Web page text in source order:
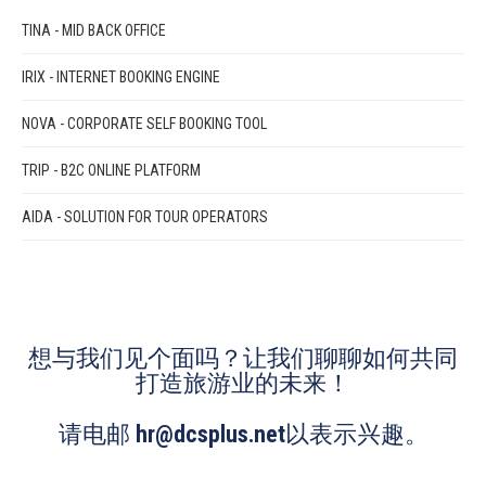
TINA - MID BACK OFFICE
IRIX - INTERNET BOOKING ENGINE
NOVA - CORPORATE SELF BOOKING TOOL
TRIP - B2C ONLINE PLATFORM
AIDA - SOLUTION FOR TOUR OPERATORS
想与我们见个面吗？让我们聊聊如何共同
打造旅游业的未来！
请电邮 hr@dcsplus.net以表示兴趣。